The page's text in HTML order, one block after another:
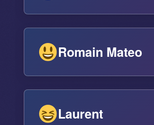
Romain Mateo
Laurent